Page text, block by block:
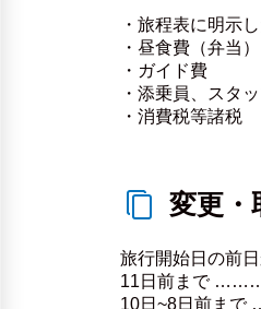
・旅程表に明示
・昼食費（弁当）
・ガイド費
・添乗員、スタ
・消費税等諸税
変更・
旅行開始日の前
11日前まで
10日~8日前まで